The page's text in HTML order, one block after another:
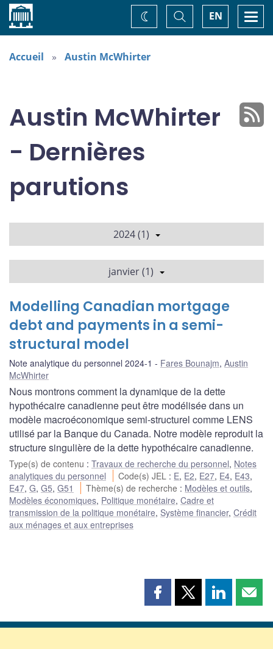
Accueil EN
Basculer
la
recherche
Changez
de
Accueil Austin McWhirter
Austin McWhirter
- Dernières
parutions
2024 (1)
janvier (1)
Modelling Canadian mortgage
debt and payments in a semi-
structural model
Note analytique du personnel 2024-1 Fares Bounajm, Austin
McWhirter
Nous montrons comment la dynamique de la dette
hypothécaire canadienne peut être modélisée dans un
modèle macroéconomique semi-structurel comme LENS
utilisé par la Banque du Canada. Notre modèle reproduit la
structure singulière de la dette hypothécaire canadienne.
Type(s) de contenu : Travaux de recherche du personnel, Notes
analytiques du personnel
Code(s) JEL : E, E2, E27, E4, E43,
E47, G, G5, G51 Thème(s) de recherche : Modèles et outils,
Modèles économiques, Politique monétaire, Cadre et
transmission de la politique monétaire, Système financier, Crédit
aux ménages et aux entreprises
Partager
page
Partager
page
Partager
page page